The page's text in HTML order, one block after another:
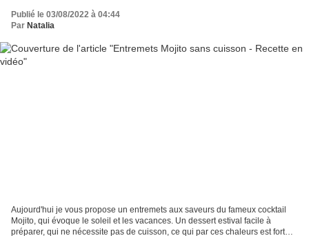
Publié le 03/08/2022 à 04:44
Par Natalia
Aujourd'hui je vous propose un entremets aux saveurs du fameux cocktail
Mojito, qui évoque le soleil et les vacances. Un dessert estival facile à
préparer, qui ne nécessite pas de cuisson, ce qui par ces chaleurs est fort